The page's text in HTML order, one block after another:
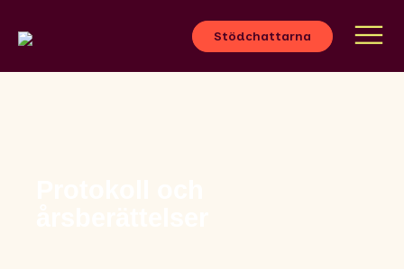
Stödchattarna